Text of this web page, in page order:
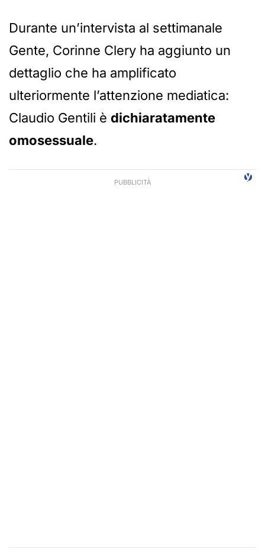
Durante un’intervista al settimanale
Gente, Corinne Clery ha aggiunto un
dettaglio che ha amplificato
ulteriormente l’attenzione mediatica:
Claudio Gentili è dichiaratamente
omosessuale.